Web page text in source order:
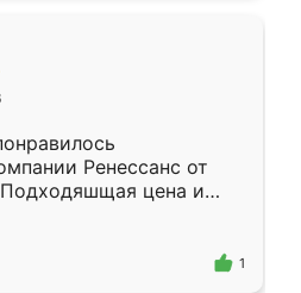
Ренессанс от
цена и
Приехавший
Владислав
эскизу самый
1